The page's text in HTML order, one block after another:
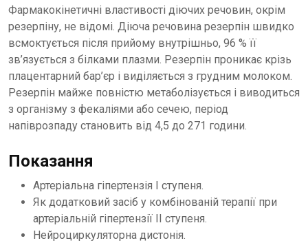
Фармакокінетичні властивості діючих речовин, окрім
резерпіну, не відомі. Діюча речовина резерпін швидко
всмоктується після прийому внутрішньо, 96 % її
зв’язується з білками плазми. Резерпін проникає крізь
плацентарний бар’єр і виділяється з грудним молоком.
Резерпін майже повністю метаболізується і виводиться
з організму з фекаліями або сечею, період
напіврозпаду становить від 4,5 до 271 години.
Показання
Артеріальна гіпертензія Ι ступеня.
Як додатковий засіб у комбінованій терапії при
артеріальній гіпертензії ΙΙ ступеня.
Нейроциркуляторна дистонія.